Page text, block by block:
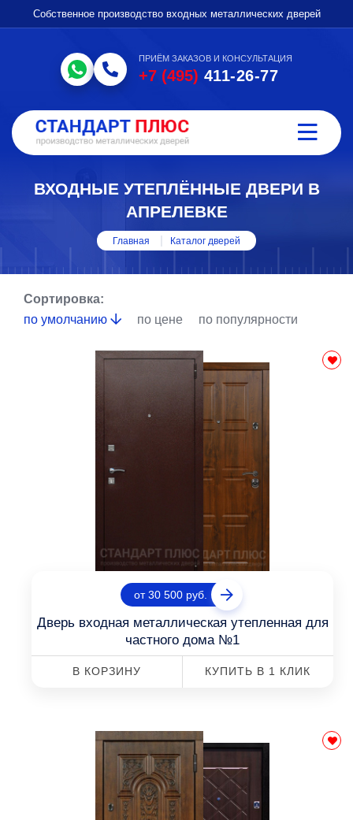
Собственное производство входных металлических дверей
ПРИЁМ ЗАКАЗОВ И КОНСУЛЬТАЦИЯ
+7 (495) 411-26-77
ВХОДНЫЕ УТЕПЛЁННЫЕ ДВЕРИ В
АПРЕЛЕВКЕ
Главная Каталог дверей
Сортировка:
по умолчанию
по цене по популярности
от 30 500 руб.
Дверь входная металлическая утепленная для
частного дома №1
В КОРЗИНУ КУПИТЬ В 1 КЛИК